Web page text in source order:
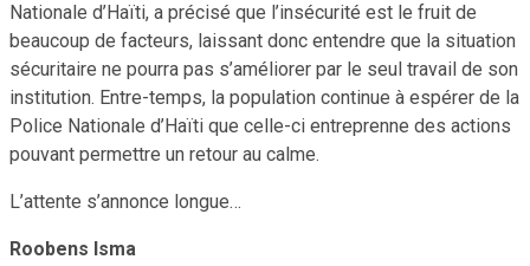
Nationale d’Haïti, a précisé que l’insécurité est le fruit de
beaucoup de facteurs, laissant donc entendre que la situation
sécuritaire ne pourra pas s’améliorer par le seul travail de son
institution. Entre-temps, la population continue à espérer de la
Police Nationale d’Haïti que celle-ci entreprenne des actions
pouvant permettre un retour au calme.
L’attente s’annonce longue…
Roobens Isma